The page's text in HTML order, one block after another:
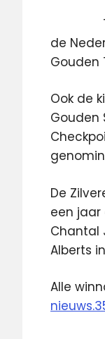
de
Gouden
Ook de
Gouden
De
een jaar
Chantal
Alberts
Alle